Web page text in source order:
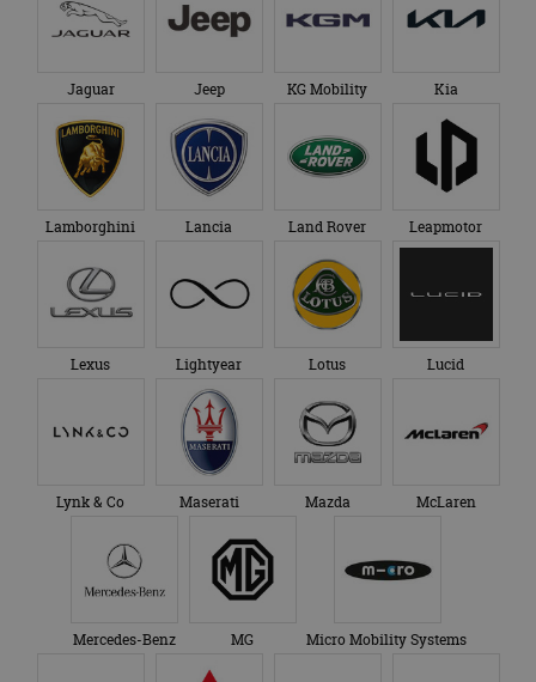
Jaguar Jeep KG Mobility Kia
Lamborghini Lancia Land Rover Leapmotor
Lexus Lightyear Lotus Lucid
Lynk & Co Maserati Mazda McLaren
Mercedes-Benz MG Micro Mobility Systems